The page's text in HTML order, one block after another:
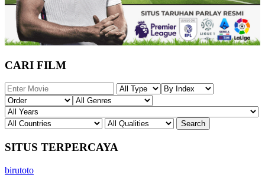
CARI FILM
SITUS TERPERCAYA
birutoto